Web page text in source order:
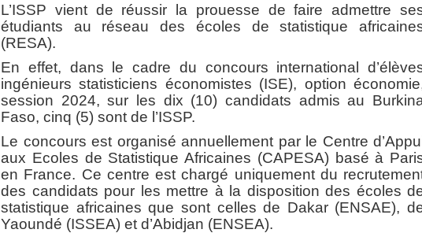
L’ISSP vient de réussir la prouesse de faire admettre
étudiants au réseau des écoles de statistique
(RESA).
En effet, dans le cadre du concours international
ingénieurs statisticiens économistes (ISE), option
session 2024, sur les dix (10) candidats admis au
Faso, cinq (5) sont de l’ISSP.
Le concours est organisé annuellement par le Centre
aux Ecoles de Statistique Africaines (CAPESA) basé à
en France. Ce centre est chargé uniquement du
des candidats pour les mettre à la disposition des écoles
statistique africaines que sont celles de Dakar (ENSAE),
Yaoundé (ISSEA) et d’Abidjan (ENSEA).